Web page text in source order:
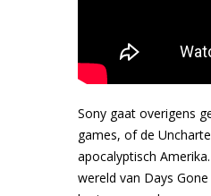
Sony gaat overigens
games, of de
apocalyptisch
wereld van Days